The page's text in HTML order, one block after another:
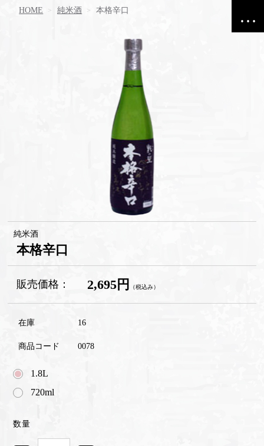
HOME 純米酒 本格辛口
純米酒
本格辛口
販売価格： 2,695円 （税込み）
在庫 16
商品コード 0078
1.8L
720ml
数量